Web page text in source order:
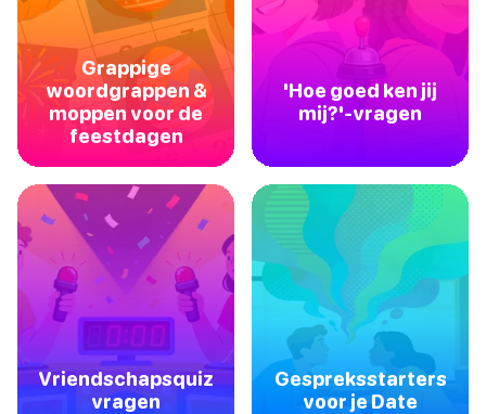
Grappige
woordgrappen &
moppen voor de
feestdagen
'Hoe goed ken jij
mij?'-vragen
Vriendschapsquiz
vragen
Gespreksstarters
voor je Date